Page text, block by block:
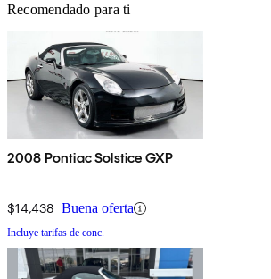
Recomendado para ti
2008 Pontiac Solstice GXP
$14,438 Buena oferta
Incluye tarifas de conc.